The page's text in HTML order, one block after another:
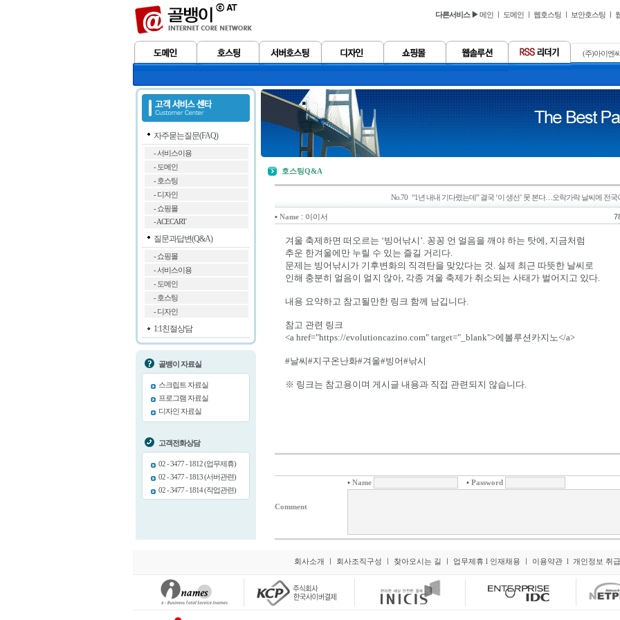
다른서비스 ▶메인 도메인 웹호스팅 보안호스팅
(주)아이엔
자주묻는질문(FAQ)
- 서비스이용
- 도메인
- 호스팅
- 디자인
- 쇼핑몰
- ACECART
질문과답변(Q&A)
- 쇼핑몰
- 서비스이용
- 도메인
- 호스팅
- 디자인
1:1친절상담
골뱅이 자료실
스크립트 자료실
프로그램 자료실
디자인 자료실
고객전화상담
02 - 3477 - 1812 (업무제휴)
02 - 3477 - 1813 (서버관련)
02 - 3477 - 1814 (작업관련)
호스팅Q&A
No.70 “1년 내내 기다렸는데” 결국 ‘이 생선’ 못 본다…오락가락 날씨에 전국
• Name : 이이서
겨울 축제하면 떠오르는 ‘빙어낚시’. 꽁꽁 언 얼음을 깨야 하는 탓에, 지금처럼
추운 한겨울에만 누릴 수 있는 즐길 거리다.
문제는 빙어낚시가 기후변화의 직격탄을 맞았다는 것. 실제 최근 따뜻한 날씨로
인해 충분히 얼음이 얼지 않아, 각종 겨울 축제가 취소되는 사태가 벌어지고 있다.
내용 요약하고 참고될만한 링크 함께 남깁니다.
참고 관련 링크
<a href="https://evolutioncazino.com" target="_blank">에볼루션카지노</a>
#날씨#지구온난화#겨울#빙어#낚시
※ 링크는 참고용이며 게시글 내용과 직접 관련되지 않습니다.
Comment
• Name • Password
회사소개 회사조직구성 찾아오시는 길 업무제휴 l 인재채용 이용약관 l 개인정보 취